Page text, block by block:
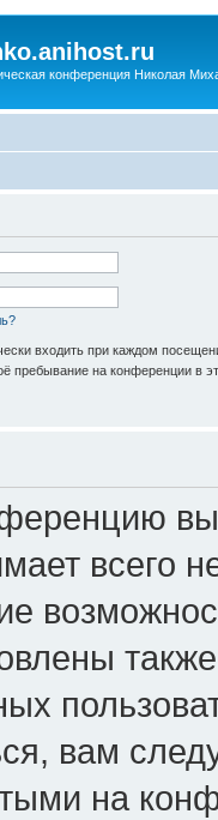
конференция Николая
входить при каждом
пребывание на конференции в
всего
вам
на